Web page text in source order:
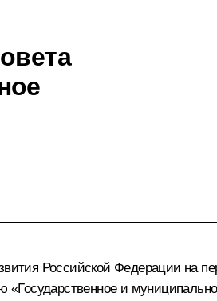
Российской Федерации на
«Государственное и